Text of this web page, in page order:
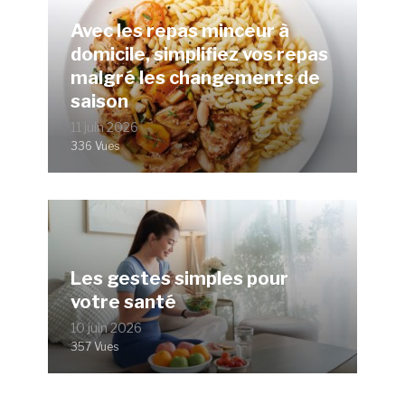
Avec les repas minceur à
domicile, simplifiez vos repas
malgré les changements de
saison
11 juin 2026
336 Vues
Les gestes simples pour
votre santé
10 juin 2026
357 Vues